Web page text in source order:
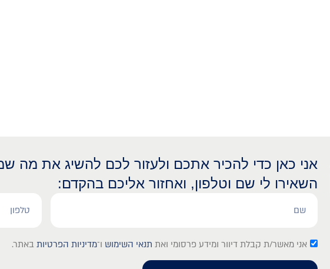
אני כאן כדי להכיר אתכם ולעזור לכם להשיג את מה
השאירו לי שם וטלפון, ואחזור אליכם בהקדם:
אני מאשר/ת קבלת דיוור ומידע פרסומי ואת תנאי השימוש ו־מדיניות הפרטיות באתר.